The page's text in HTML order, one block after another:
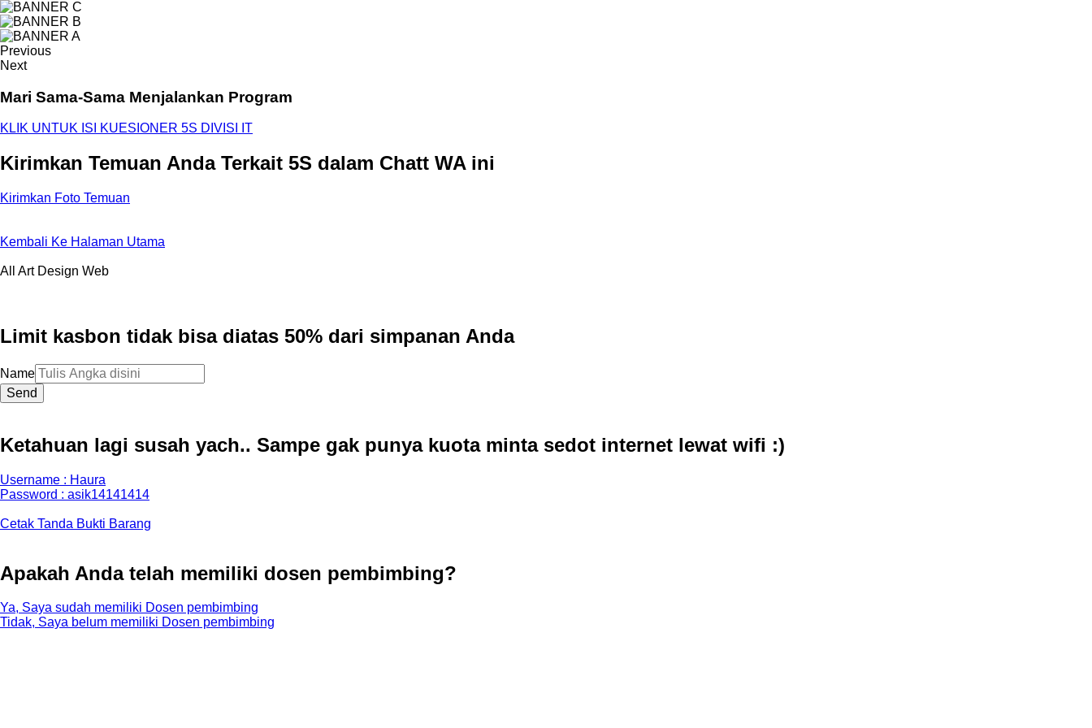
Previous
Next
Mari Sama-Sama Menjalankan Program
KLIK UNTUK ISI KUESIONER 5S DIVISI IT
Kirimkan Temuan Anda Terkait 5S dalam Chatt WA ini
Kirimkan Foto Temuan
Kembali Ke Halaman Utama
All Art Design Web
Limit kasbon tidak bisa diatas 50% dari simpanan Anda
Name
Send
Ketahuan lagi susah yach.. Sampe gak punya kuota minta sedot internet lewat wifi :)
Username : Haura
Password : asik14141414
Cetak Tanda Bukti Barang
Apakah Anda telah memiliki dosen pembimbing?
Ya, Saya sudah memiliki Dosen pembimbing
Tidak, Saya belum memiliki Dosen pembimbing